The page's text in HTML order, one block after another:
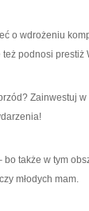
o wdrożeniu
też podnosi
Zainwestuj
bo także w tym
młodych mam.